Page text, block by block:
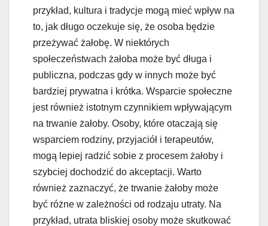
przykład, kultura i tradycje mogą mieć wpływ na
to, jak długo oczekuje się, że osoba będzie
przeżywać żałobę. W niektórych
społeczeństwach żałoba może być długa i
publiczna, podczas gdy w innych może być
bardziej prywatna i krótka. Wsparcie społeczne
jest również istotnym czynnikiem wpływającym
na trwanie żałoby. Osoby, które otaczają się
wsparciem rodziny, przyjaciół i terapeutów,
mogą lepiej radzić sobie z procesem żałoby i
szybciej dochodzić do akceptacji. Warto
również zaznaczyć, że trwanie żałoby może
być różne w zależności od rodzaju utraty. Na
przykład, utrata bliskiej osoby może skutkować